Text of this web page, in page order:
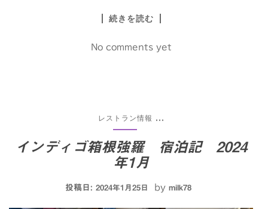
続きを読む
No comments yet
レストラン情報
インディゴ箱根強羅 宿泊記 2024
年1月
投稿日: 2024年1月25日 by milk78